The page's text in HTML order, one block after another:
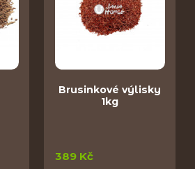
Brusinkové výlisky
1kg
389 Kč